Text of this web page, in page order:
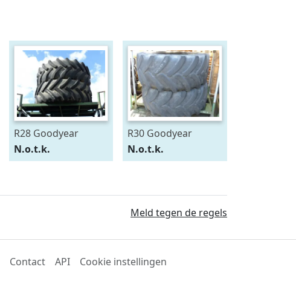
R28 Goodyear
540/75R28
N.o.t.k.
R30 Goodyear
600/70R30
N.o.t.k.
Meld tegen de regels
Contact API Cookie instellingen